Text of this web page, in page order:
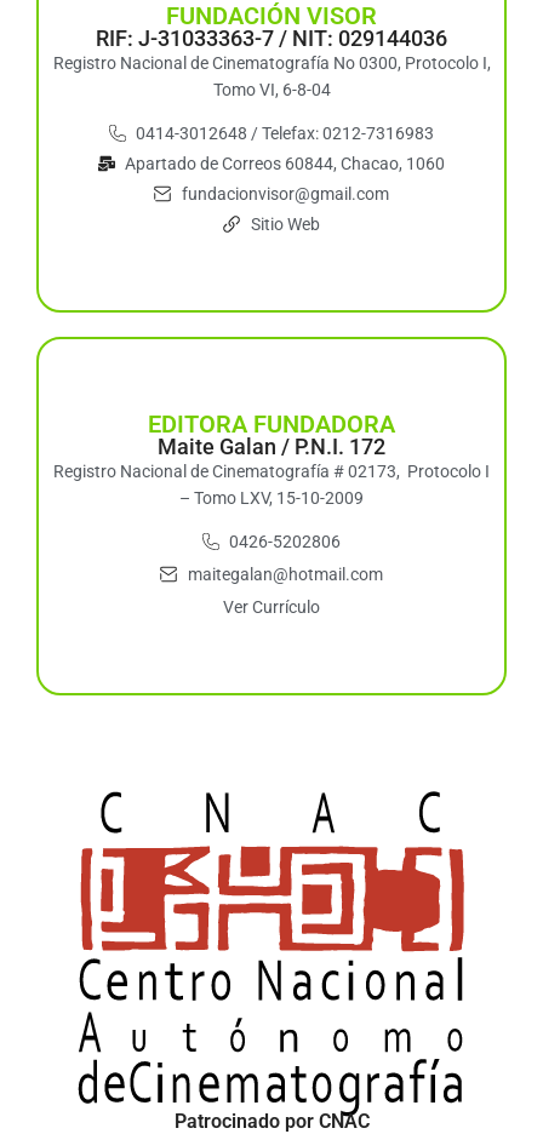
FUNDACIÓN VISOR
RIF: J-31033363-7 / NIT: 029144036
Registro Nacional de Cinematografía No 0300, Protocolo I,
Tomo VI, 6-8-04
0414-3012648 / Telefax: 0212-7316983
Apartado de Correos 60844, Chacao, 1060
fundacionvisor@gmail.com
Sitio Web
EDITORA FUNDADORA
Maite Galan / P.N.I. 172
Registro Nacional de Cinematografía # 02173, Protocolo I
– Tomo LXV, 15-10-2009
0426-5202806
maitegalan@hotmail.com
Ver Currículo
Patrocinado por CNAC